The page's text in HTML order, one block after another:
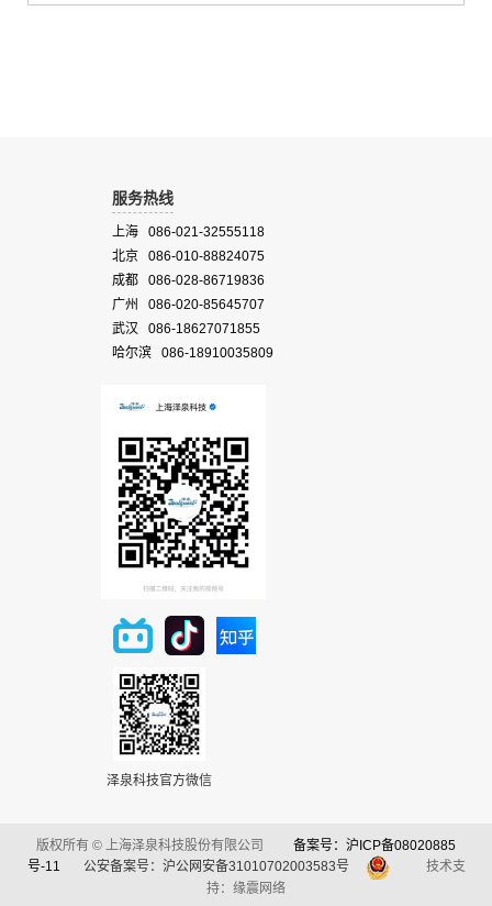
服务热线
上海 086-021-32555118
北京 086-010-88824075
成都 086-028-86719836
广州 086-020-85645707
武汉 086-18627071855
哈尔滨 086-18910035809
泽泉科技官方微信
版权所有 © 上海泽泉科技股份有限公司
备案号：沪ICP备08020885
号-11
公安备案号：沪公网安备31010702003583号
技术支
持：缘震网络